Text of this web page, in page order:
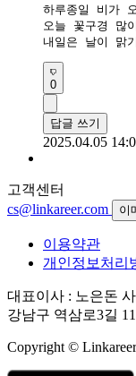
하루종일 비가
오늘 꽃구경 많
내일은 날이 맑
0
답글 쓰기
2025.04.05
고객센터
cs@linkareer.com
이
이용약관
개인정보처리
대표이사 : 노은돈
강남구 역삼로3길
Copyright ©